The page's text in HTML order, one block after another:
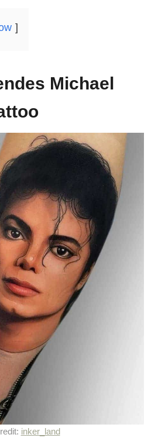
Michael
inker_land